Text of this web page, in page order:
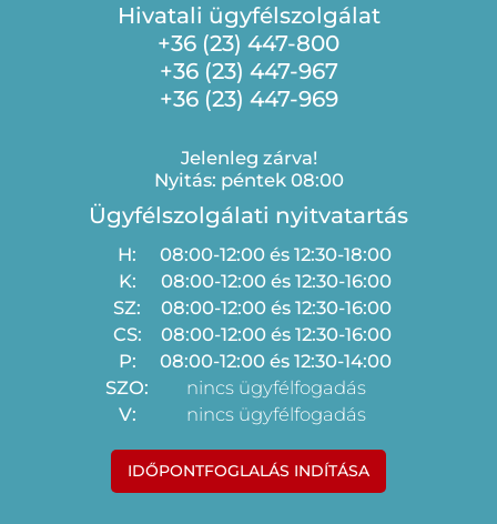
Hivatali ügyfélszolgálat
+36 (23) 447-800
+36 (23) 447-967
+36 (23) 447-969
Jelenleg zárva!
Nyitás: péntek 08:00
Ügyfélszolgálati nyitvatartás
H:
08:00-12:00 és 12:30-18:00
K:
08:00-12:00 és 12:30-16:00
SZ:
08:00-12:00 és 12:30-16:00
CS:
08:00-12:00 és 12:30-16:00
P:
08:00-12:00 és 12:30-14:00
SZO:
nincs ügyfélfogadás
V:
nincs ügyfélfogadás
IDŐPONTFOGLALÁS INDÍTÁSA